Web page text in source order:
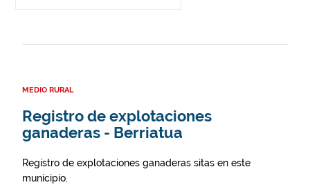
MEDIO RURAL
Registro de explotaciones
ganaderas - Berriatua
Registro de explotaciones ganaderas sitas en este
municipio.